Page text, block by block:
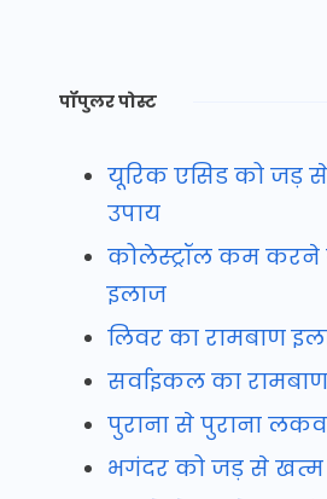
पॉपुलर पोस्ट
यूरिक एसिड को जड़
उपाय
कोलेस्ट्रॉल कम करने
इलाज
लिवर का रामबाण
सर्वाइकल का
पुराना से पुराना
भगंदर को जड़ से